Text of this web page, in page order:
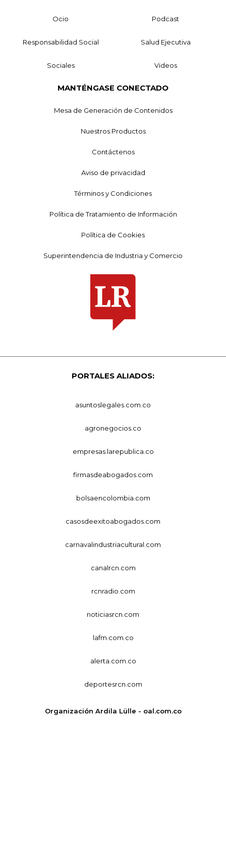
Ocio Podcast
Responsabilidad Social Salud Ejecutiva
Sociales Videos
MANTÉNGASE CONECTADO
Mesa de Generación de Contenidos
Nuestros Productos
Contáctenos
Aviso de privacidad
Términos y Condiciones
Política de Tratamiento de Información
Política de Cookies
Superintendencia de Industria y Comercio
PORTALES ALIADOS:
asuntoslegales.com.co
agronegocios.co
empresas.larepublica.co
firmasdeabogados.com
bolsaencolombia.com
casosdeexitoabogados.com
carnavalindustriacultural.com
canalrcn.com
rcnradio.com
noticiasrcn.com
lafm.com.co
alerta.com.co
deportesrcn.com
Organización Ardila Lülle - oal.com.co